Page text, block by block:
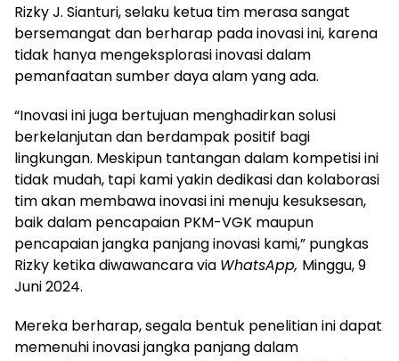
Rizky J. Sianturi, selaku ketua tim merasa sangat
bersemangat dan berharap pada inovasi ini, karena
tidak hanya mengeksplorasi inovasi dalam
pemanfaatan sumber daya alam yang ada.
“Inovasi ini juga bertujuan menghadirkan solusi
berkelanjutan dan berdampak positif bagi
lingkungan. Meskipun tantangan dalam kompetisi ini
tidak mudah, tapi kami yakin dedikasi dan kolaborasi
tim akan membawa inovasi ini menuju kesuksesan,
baik dalam pencapaian PKM-VGK maupun
pencapaian jangka panjang inovasi kami,” pungkas
Rizky ketika diwawancara via WhatsApp, Minggu, 9
Juni 2024.
Mereka berharap, segala bentuk penelitian ini dapat
memenuhi inovasi jangka panjang dalam